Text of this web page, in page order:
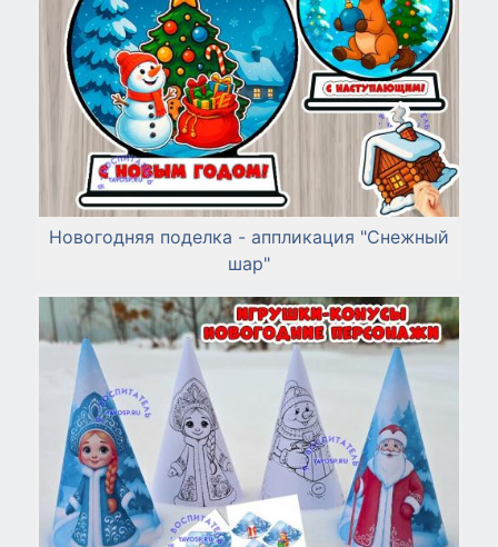
Новогодняя поделка - аппликация "Снежный
шар"